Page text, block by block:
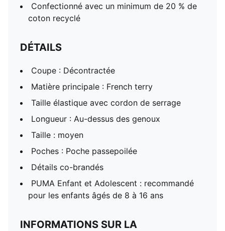
Confectionné avec un minimum de 20 % de
coton recyclé
DÉTAILS
Coupe : Décontractée
Matière principale : French terry
Taille élastique avec cordon de serrage
Longueur : Au-dessus des genoux
Taille : moyen
Poches : Poche passepoilée
Détails co-brandés
PUMA Enfant et Adolescent : recommandé
pour les enfants âgés de 8 à 16 ans
INFORMATIONS SUR LA